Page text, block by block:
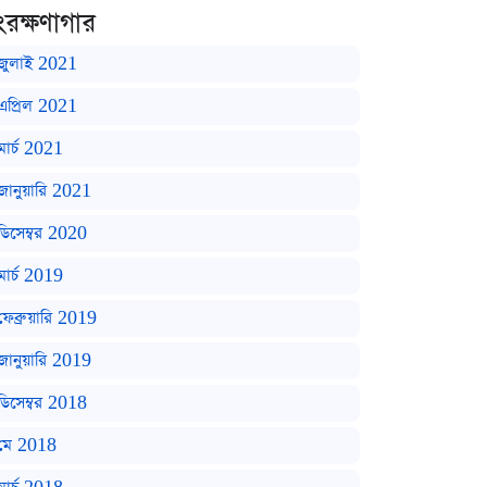
2021
2021
2021
2021
2020
2019
2019
2019
2018
2018